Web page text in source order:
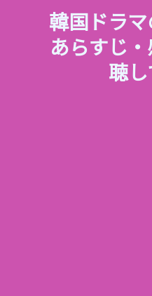
韓国ドラマ
あらすじ
聴